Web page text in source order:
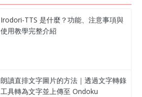
Irodori-TTS 是什麼？功能、注意事項與
使用教學完整介紹
朗讀直排文字圖片的方法｜透過文字轉錄
工具轉為文字並上傳至 Ondoku